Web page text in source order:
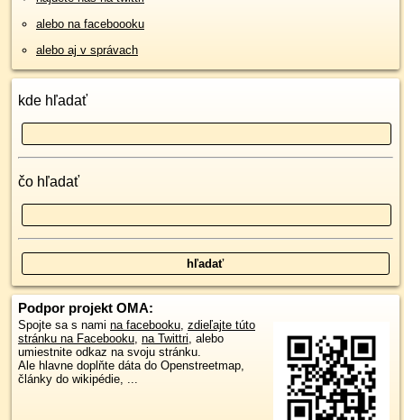
alebo na faceboooku
alebo aj v správach
kde hľadať
čo hľadať
Podpor projekt OMA:
Spojte sa s nami na facebooku, zdieľajte túto
stránku na Facebooku, na Twittri, alebo
umiestnite odkaz na svoju stránku.
Ale hlavne doplňte dáta do Openstreetmap,
články do wikipédie, ...